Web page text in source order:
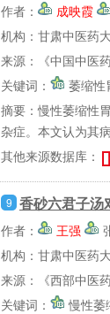
作者：
成映霞
机构：甘肃中医药
来源：《中国中医
关键词：
萎缩性
摘要：慢性萎缩性
杂症。本文认为其
其他来源数据库：
9 香砂六君子汤
作者：
王强
机构：甘肃中医药
来源：《西部中医
关键词：
慢性萎